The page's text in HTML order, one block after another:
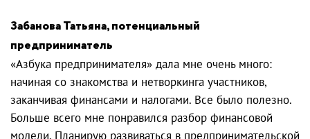
Забанова Татьяна, потенциальный
предприниматель
«Азбука предпринимателя» дала мне очень много:
начиная со знакомства и нетворкинга участников,
заканчивая финансами и налогами. Все было полезно.
Больше всего мне понравился разбор финансовой
модели. Планирую развиваться в предпринимательской